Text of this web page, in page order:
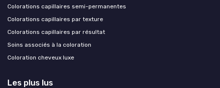
Colorations capillaires semi-permanentes
Colorations capillaires par texture
Colorations capillaires par résultat
Soins associés à la coloration
Coloration cheveux luxe
Les plus lus